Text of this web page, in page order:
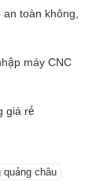
toàn không,
máy CNC
giá rẻ
quảng châu